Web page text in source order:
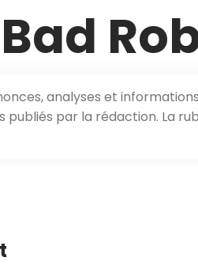
Bad
analyses et
par la rédaction. La